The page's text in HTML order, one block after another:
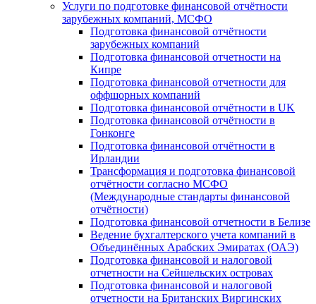
Услуги по подготовке финансовой отчётности
зарубежных компаний, МСФО
Подготовка финансовой отчётности
зарубежных компаний
Подготовка финансовой отчетности на
Кипре
Подготовка финансовой отчетности для
оффшорных компаний
Подготовка финансовой отчётности в UK
Подготовка финансовой отчётности в
Гонконге
Подготовка финансовой отчётности в
Ирландии
Трансформация и подготовка финансовой
отчётности согласно МСФО
(Международные стандарты финансовой
отчётности)
Подготовка финансовой отчетности в Белизе
Ведение бухгалтерского учета компаний в
Объединённых Арабских Эмиратах (ОАЭ)
Подготовка финансовой и налоговой
отчетности на Сейшельских островах
Подготовка финансовой и налоговой
отчетности на Британских Виргинских